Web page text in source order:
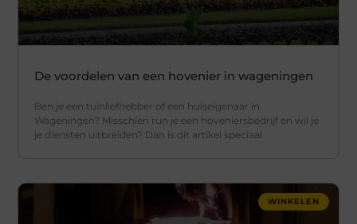
De voordelen van een hovenier in wageningen
Ben je een tuinliefhebber of een huiseigenaar in
Wageningen? Misschien run je een hoveniersbedrijf en wil je
je diensten uitbreiden? Dan is dit artikel speciaal
WINKELEN